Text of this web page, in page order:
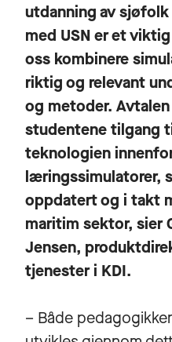
utdanning av
med USN er et
oss kombinere
riktig og relevant
og metoder.
studentene tilgang
teknologien
læringssimulatorer,
oppdatert og i takt
maritim sektor, sier
Jensen,
tjenester i KDI.
– Både